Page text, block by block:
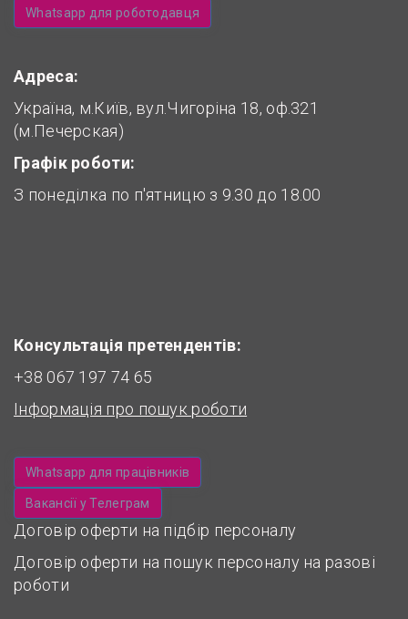
Whatsapp для роботодавця
Адреса:
Україна, м.Київ, вул.Чигоріна 18, оф.321
(м.Печерская)
Графік роботи:
З понеділка по п'ятницю з 9.30 до 18.00
Консультація претендентів:
+38 067 197 74 65
Інформація про пошук роботи
Whatsapp для працівників
Вакансії у Телеграм
Договір оферти на підбір персоналу
Договір оферти на пошук персоналу на разові
роботи